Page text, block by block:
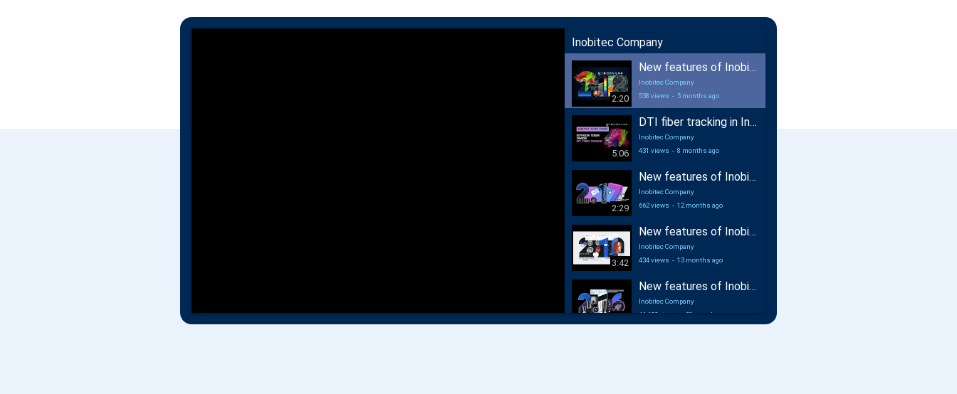
Inobitec Company
2:20
New features of Inobitec DICOM Viewer 2.18
Inobitec Company
538 views - 5 months ago
5:06
DTI fiber tracking in Inobitec DICOM Viewer Pro
Inobitec Company
431 views - 8 months ago
2:29
New features of Inobitec DICOM Viewer 2.17
Inobitec Company
662 views - 12 months ago
3:42
New features of Inobitec Web DICOM Viewer 2.10
Inobitec Company
434 views - 13 months ago
New features of Inobitec DICOM Viewer 2.16
Inobitec Company
46,632 views - 20 months ago